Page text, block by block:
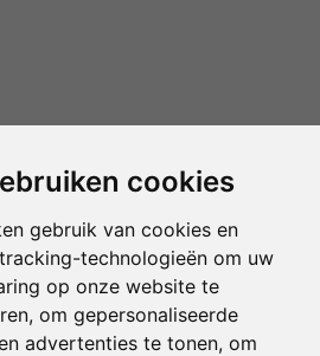
cookies
gebruik van cookies en
technologieën om uw
op onze website te
om gepersonaliseerde
advertenties te tonen, om
Update cookies voorkeuren
dat u dealgemene voorwaarden van CBW